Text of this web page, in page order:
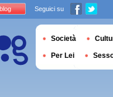
Seguici su
Società
Per Lei